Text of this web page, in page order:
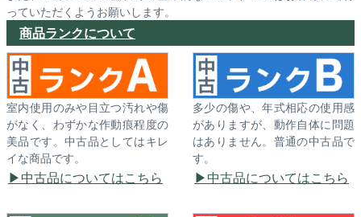
っていただくようお願いします。
商品ランクについて
室内使用のみや目立つ汚れや傷
がなく、わずかな作動痕程度の
美品です。中古品としてはキレ
イな商品です。
中古品についてはこちら
多少の傷や、年式相応の使用感
がありますが、動作自体に問題
はありません。普通の中古品で
す。
中古品についてはこちら